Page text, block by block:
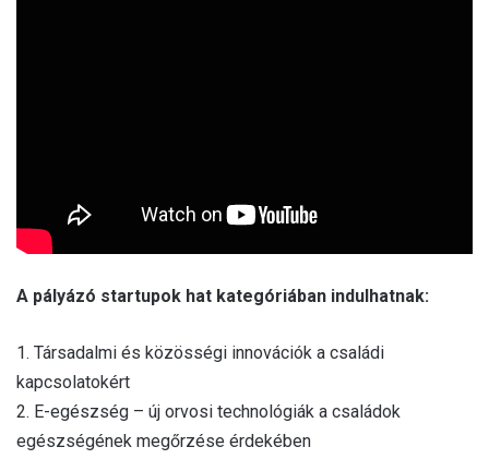
A pályázó startupok hat kategóriában indulhatnak:
1. Társadalmi és közösségi innovációk a családi
kapcsolatokért
2. E-egészség – új orvosi technológiák a családok
egészségének megőrzése érdekében